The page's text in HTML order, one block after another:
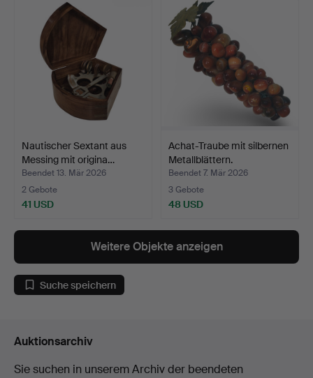
Nautischer Sextant aus
Messing mit origina…
Beendet 13. Mär 2026
2 Gebote
41 USD
Achat-Traube mit silbernen
Metallblättern.
Beendet 7. Mär 2026
3 Gebote
48 USD
Weitere Objekte anzeigen
Suche speichern
Auktionsarchiv
Sie suchen in unserem Archiv der beendeten